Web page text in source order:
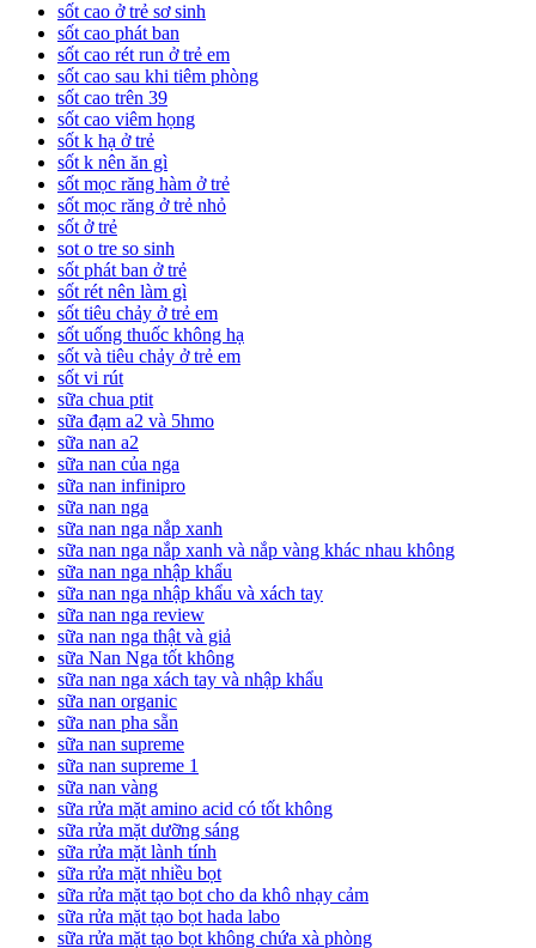
sốt cao ở trẻ sơ sinh
sốt cao phát ban
sốt cao rét run ở trẻ em
sốt cao sau khi tiêm phòng
sốt cao trên 39
sốt cao viêm họng
sốt k hạ ở trẻ
sốt k nên ăn gì
sốt mọc răng hàm ở trẻ
sốt mọc răng ở trẻ nhỏ
sốt ở trẻ
sot o tre so sinh
sốt phát ban ở trẻ
sốt rét nên làm gì
sốt tiêu chảy ở trẻ em
sốt uống thuốc không hạ
sốt và tiêu chảy ở trẻ em
sốt vi rút
sữa chua ptit
sữa đạm a2 và 5hmo
sữa nan a2
sữa nan của nga
sữa nan infinipro
sữa nan nga
sữa nan nga nắp xanh
sữa nan nga nắp xanh và nắp vàng khác nhau không
sữa nan nga nhập khẩu
sữa nan nga nhập khẩu và xách tay
sữa nan nga review
sữa nan nga thật và giả
sữa Nan Nga tốt không
sữa nan nga xách tay và nhập khẩu
sữa nan organic
sữa nan pha sẵn
sữa nan supreme
sữa nan supreme 1
sữa nan vàng
sữa rửa mặt amino acid có tốt không
sữa rửa mặt dưỡng sáng
sữa rửa mặt lành tính
sữa rửa mặt nhiều bọt
sữa rửa mặt tạo bọt cho da khô nhạy cảm
sữa rửa mặt tạo bọt hada labo
sữa rửa mặt tạo bọt không chứa xà phòng